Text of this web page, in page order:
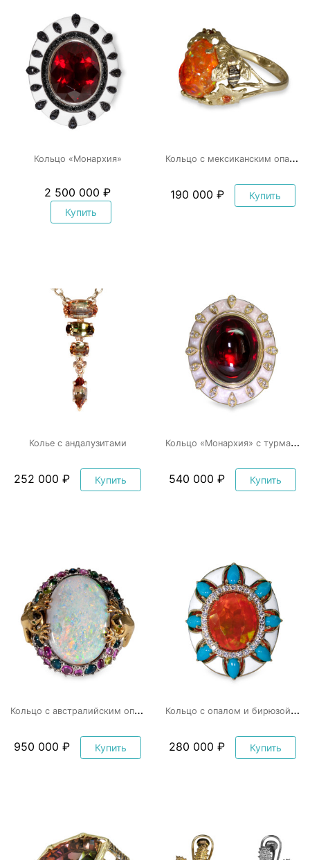
Кольцо «Монархия»
2 500 000 ₽
Купить
К
ольцо с мексиканским опалом «Мёд»
190 000 ₽ Купить
Колье с андалузитами
252 000 ₽ Купить
К
ольцо «Монархия» с турмалином
540 000 ₽ Купить
К
ольцо с австралийским опалом «Лягушки»
950 000 ₽ Купить
К
ольцо с опалом и бирюзой «Русская красавица»
280 000 ₽ Купить